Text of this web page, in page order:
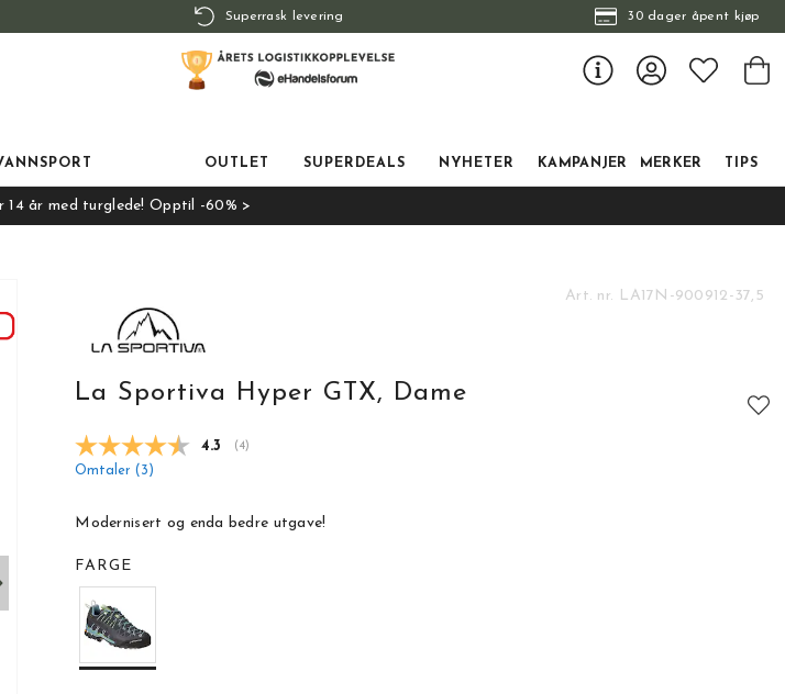
Superrask levering 30 dager åpent kjøp
OUTLET SUPERDEALS NYHETER KAMPANJER MERKER TIPS
14 år med turglede! Opptil -60% >
Art. nr. LA17N-900912-37,5
La Sportiva Hyper GTX, Dame
Gjennomsnittskarakter:
4.3 (stemmer:
4)
Omtaler ( 3 )
Modernisert og enda bedre utgave!
FARGE